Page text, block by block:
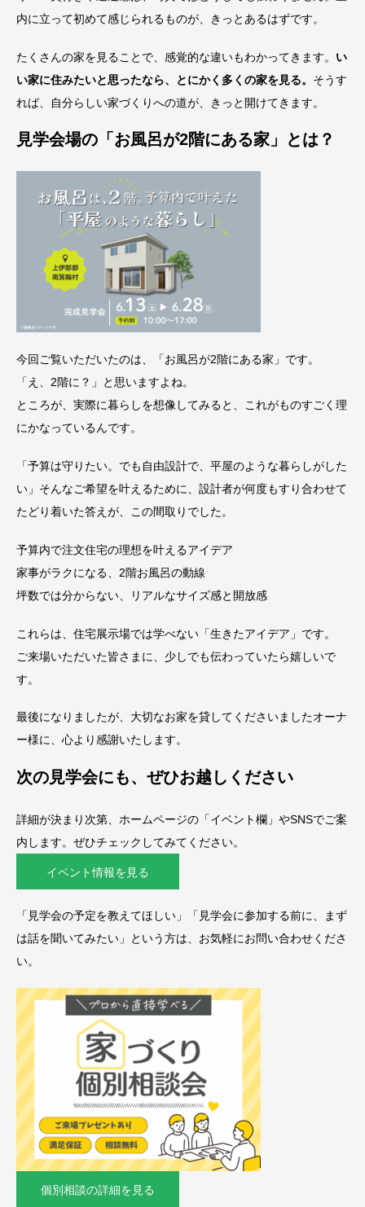
内に立って初めて感じられるものが、きっとあるはずです。
たくさんの家を見ることで、感覚的な違いもわかってきます。 い
い家に住みたいと思ったなら、とにかく多くの家を見る。 そうす
れば、自分らしい家づくりへの道が、きっと開けてきます。
見学会場の「お風呂が2階にある家」とは？
今回ご覧いただいたのは、「お風呂が2階にある家」です。
「え、2階に？」と思いますよね。
ところが、実際に暮らしを想像してみると、これがものすごく理
にかなっているんです。
「予算は守りたい。でも自由設計で、平屋のような暮らしがした
い」そんなご希望を叶えるために、設計者が何度もすり合わせて
たどり着いた答えが、この間取りでした。
予算内で注文住宅の理想を叶えるアイデア
家事がラクになる、2階お風呂の動線
坪数では分からない、リアルなサイズ感と開放感
これらは、住宅展示場では学べない「生きたアイデア」です。
ご来場いただいた皆さまに、少しでも伝わっていたら嬉しいで
す。
最後になりましたが、大切なお家を貸してくださいましたオーナ
ー様に、心より感謝いたします。
次の見学会にも、ぜひお越しください
詳細が決まり次第、ホームページの「イベント欄」やSNSでご案
内します。ぜひチェックしてみてください。
イベント情報を見る
「見学会の予定を教えてほしい」「見学会に参加する前に、まず
は話を聞いてみたい」という方は、お気軽にお問い合わせくださ
い。
個別相談の詳細を見る